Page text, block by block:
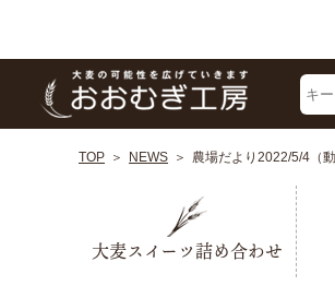
TOP NEWS 農場だより2022/5/4（動
大麦スイーツ詰め合わせ